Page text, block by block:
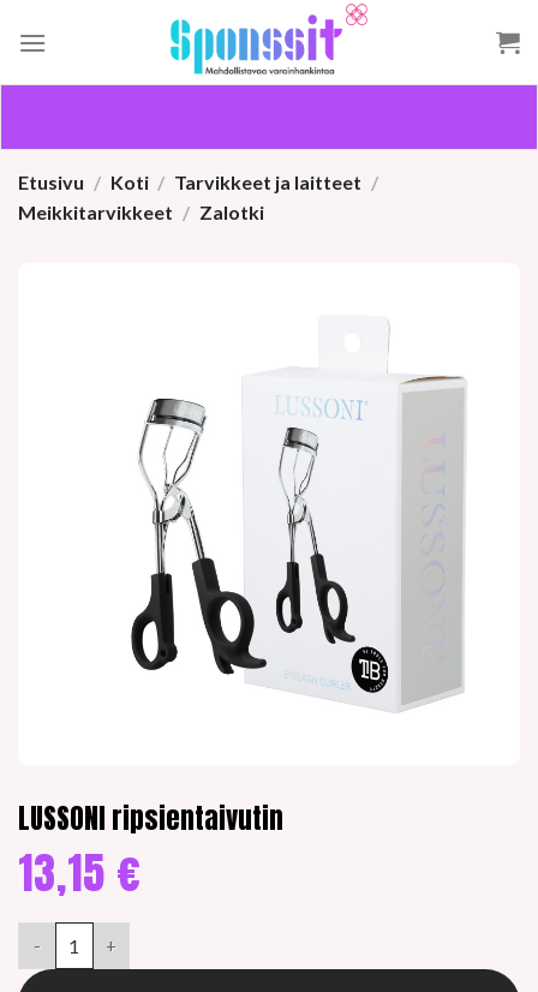
Etusivu / Koti / Tarvikkeet ja laitteet /
Meikkitarvikkeet / Zalotki
LUSSONI ripsientaivutin
13,15 €